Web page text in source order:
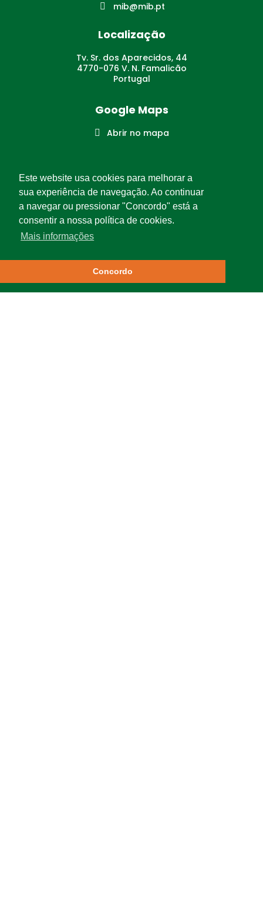
Este website usa cookies para melhorar a
sua experiência de navegação. Ao continuar
a navegar ou pressionar "Concordo" está a
consentir a nossa política de cookies.
Mais informações
Concordo
mib@mib.pt
Localização
Tv. Sr. dos Aparecidos, 44
4770-076 V. N. Famalicão
Portugal
Google Maps
Abrir no mapa
LinkedIn